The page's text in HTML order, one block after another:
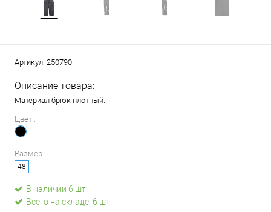
Артикул: 250790
Описание товара:
Материал брюк плотный.
Цвет :
Размер :
48
В наличии 6 шт.
Всего на складе: 6 шт.